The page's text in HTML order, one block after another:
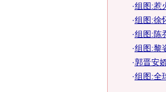
·组图:惹
·组图:徐
·组图:陈
·组图:黎
·郭晋安
·组图:全